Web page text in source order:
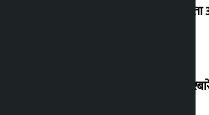
‘देशमा कहिल्यै नभएको शासकीय
सांसद यादवले उठाएको ढल्केबर ट्रमा